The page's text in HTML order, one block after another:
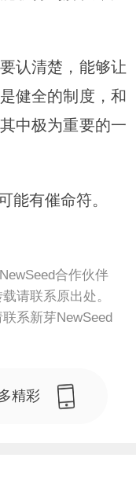
认清楚，能够让
健全的制度，和
中极为重要的一
能有催命符。
合作伙伴
请联系原出处。
系新芽NewSeed
精彩